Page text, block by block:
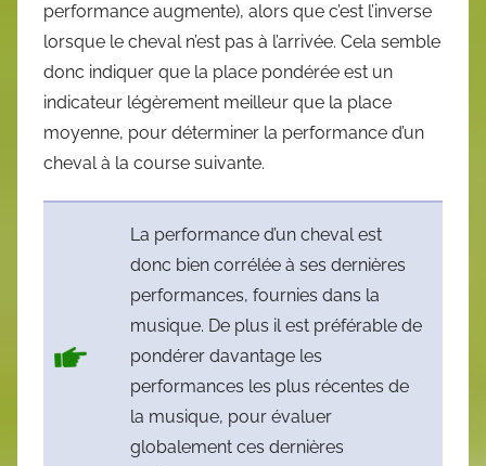
performance augmente), alors que c’est l’inverse
lorsque le cheval n’est pas à l’arrivée. Cela semble
donc indiquer que la place pondérée est un
indicateur légèrement meilleur que la place
moyenne, pour déterminer la performance d’un
cheval à la course suivante.
La performance d’un cheval est
donc bien corrélée à ses dernières
performances, fournies dans la
musique. De plus il est préférable de
pondérer davantage les
performances les plus récentes de
la musique, pour évaluer
globalement ces dernières